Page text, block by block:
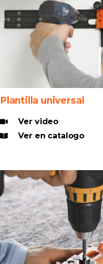
Plantilla universal
Ver video
Ver en catalogo